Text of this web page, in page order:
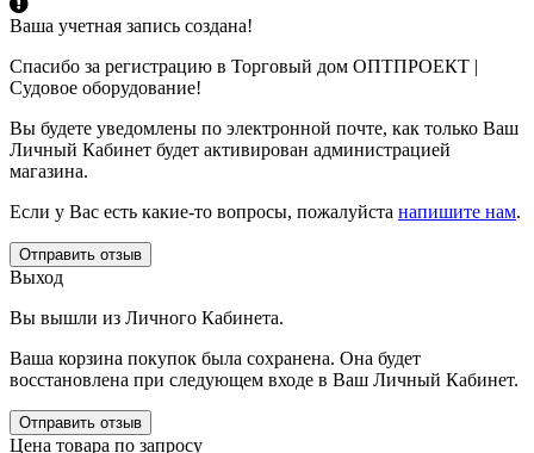
Ваша учетная запись создана!
Спасибо за регистрацию в Торговый дом ОПТПРОЕКТ |
Судовое оборудование!
Вы будете уведомлены по электронной почте, как только Ваш
Личный Кабинет будет активирован администрацией
магазина.
Если у Вас есть какие-то вопросы, пожалуйста напишите нам.
Отправить отзыв
Выход
Вы вышли из Личного Кабинета.
Ваша корзина покупок была сохранена. Она будет
восстановлена при следующем входе в Ваш Личный Кабинет.
Отправить отзыв
Цена товара по запросу